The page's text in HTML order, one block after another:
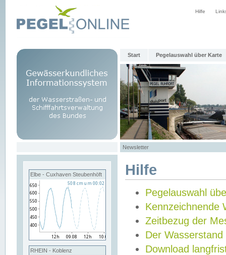
Hilfe
Start Pegelauswahl über Karte
Newsletter
Elbe - Cuxhaven Steubenhöft
RHEIN - Koblenz
Hilfe
Pegelauswahl
Kennzeichnende
Zeitbezug der
Der Wasserstand
Download